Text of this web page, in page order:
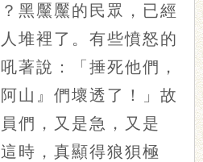
黑黶黶的民眾，已經
堆裡了。有些憤怒的
著說：「捶死他們，
山』們壞透了！」故
們，又是急，又是
時，真顯得狼狽極